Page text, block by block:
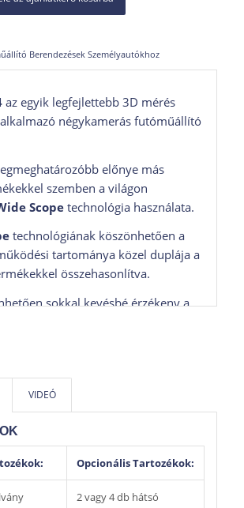
Berendezések Személyautókhoz
az egyik legfejlettebb 3D mérés
négykamerás futóműállító
előnye más
szemben a világon
Scopetechnológia használata.
technológiának köszönhetően a
tartománya közel duplája a
összehasonlítva.
sokkal kevésbé érzékeny a
mint más termékek és szinte
körülmények között
távolság akár 1200 mm
elsősorban emelőn való
kivalló választás anélkül, hogy
lenne szükség.
a szoftver, 24”-os monitoron,
VIDEÓ
Opcionális Tartozékok:
2 vagy 4 db hátsó